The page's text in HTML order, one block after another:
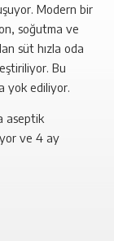
Modern bir
soğutma ve
süt hızla oda
Bu
yok ediliyor.
aseptik
ve 4 ay